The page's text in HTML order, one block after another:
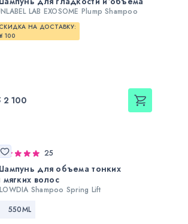
LAB EXOSOME Plump Shampoo
СКИДКА НА ДОСТАВКУ:
100
2 100
25
для объема тонких
мягких волос
Shampoo Spring Lift
550ML